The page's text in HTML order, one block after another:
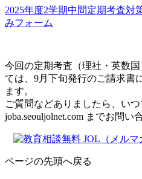
2025年度2学期中間定期考査対
みフォーム
今回の定期考査（理社・英数
ては、9月下旬発行のご請求書
ます。
ご質問などありましたら、い
joba.seouljolnet.com までお問い
ページの先頭へ戻る